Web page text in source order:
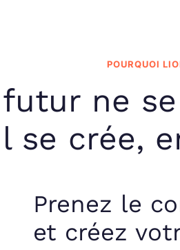
POURQUOI
ne
se crée,
Prenez le
et créez